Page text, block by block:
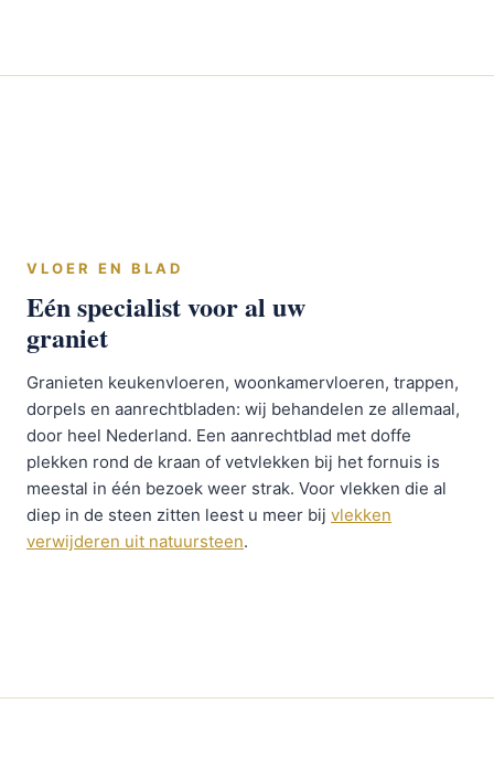
VLOER EN BLAD
Eén specialist voor al uw
graniet
Granieten keukenvloeren, woonkamervloeren, trappen,
dorpels en aanrechtbladen: wij behandelen ze allemaal,
door heel Nederland. Een aanrechtblad met doffe
plekken rond de kraan of vetvlekken bij het fornuis is
meestal in één bezoek weer strak. Voor vlekken die al
diep in de steen zitten leest u meer bij vlekken
verwijderen uit natuursteen.